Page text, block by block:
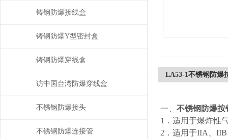
LA53-1不锈钢防爆
一、 不锈钢防爆按
1．适用于爆炸性
2．适用于IIA、
铸钢防爆接线盒
铸钢防爆Y型密封盒
铸钢防爆穿线盒
访中国台湾防爆穿线盒
不锈钢防爆接头
不锈钢防爆连接管